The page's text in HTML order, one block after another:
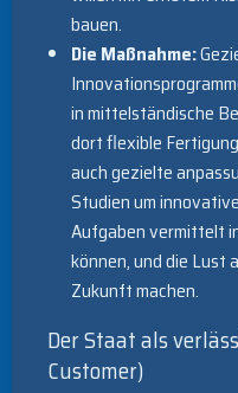
bauen.
Die Maßnahme:
in mittelständische
dort flexible
auch gezielte
Studien um
Aufgaben vermittelt
können, und die Lust
Zukunft machen.
Der Staat als
Customer)